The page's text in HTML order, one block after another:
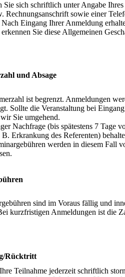
Sie sich schriftlich unter Angabe
Rechnungsanschrift sowie einer
Eingang Ihrer Anmeldung
Sie diese Allgemeinen
und Absage
ist begrenzt. Anmeldungen
Sollte die Veranstaltung bei
Sie umgehend.
Nachfrage (bis spätestens 7 Tage
Erkrankung des Referenten)
werden in diesem Fall
sind im Voraus fällig und
kurzfristigen Anmeldungen ist die
Rücktritt
Teilnahme jederzeit schriftlich